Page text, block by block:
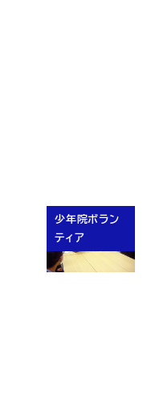
少年院ボラン
ティア